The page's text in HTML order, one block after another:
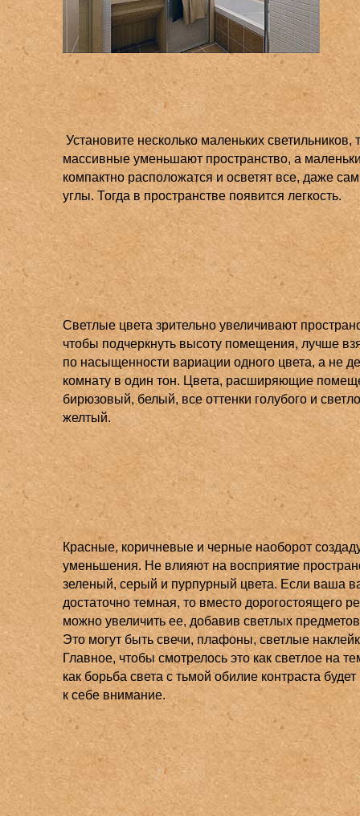
Установите несколько маленьких светильников,
массивные уменьшают пространство, а
компактно расположатся и осветят все, даже
углы. Тогда в пространстве появится легкость.
Светлые цвета зрительно увеличивают
чтобы подчеркнуть высоту помещения, лучше
по насыщенности вариации одного цвета, а не
комнату в один тон. Цвета, расширяющие
бирюзовый, белый, все оттенки голубого и
желтый.
Красные, коричневые и черные наоборот
уменьшения. Не влияют на восприятие
зеленый, серый и пурпурный цвета. Если ваша
достаточно темная, то вместо дорогостоящего
можно увеличить ее, добавив светлых
Это могут быть свечи, плафоны, светлые
Главное, чтобы смотрелось это как светлое на
как борьба света с тьмой обилие контраста
к себе внимание.